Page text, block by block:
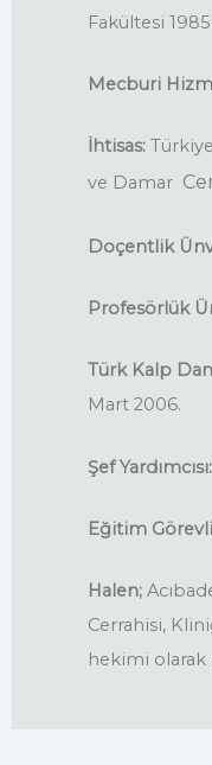
Fakültesi
Mecburi
İhtisas:
ve Damar
Doçentlik
Profesörlük
Türk Kalp
Mart 2006.
Şef Yardımcısı:
Eğitim
Halen;
Cerrahisi,
hekimi olarak